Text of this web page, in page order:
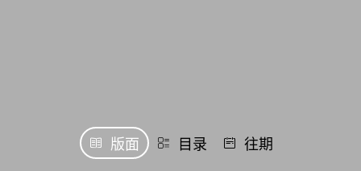
版面 目录 往期